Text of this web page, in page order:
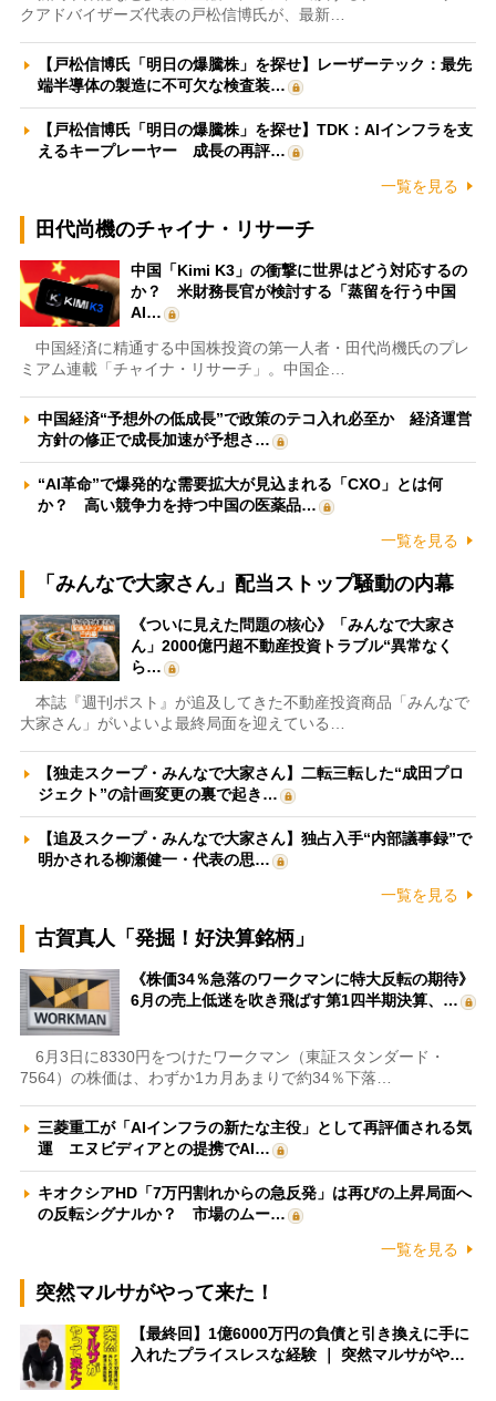
クアドバイザーズ代表の戸松信博氏が、最新…
【戸松信博氏「明日の爆騰株」を探せ】レーザーテック：最先
端半導体の製造に不可欠な検査装…
【戸松信博氏「明日の爆騰株」を探せ】TDK：AIインフラを支
えるキープレーヤー 成長の再評…
一覧を見る
田代尚機のチャイナ・リサーチ
中国「Kimi K3」の衝撃に世界はどう対応するの
か？ 米財務長官が検討する「蒸留を行う中国
AI…
中国経済に精通する中国株投資の第一人者・田代尚機氏のプレ
ミアム連載「チャイナ・リサーチ」。中国企…
中国経済“予想外の低成長”で政策のテコ入れ必至か 経済運営
方針の修正で成長加速が予想さ…
“AI革命”で爆発的な需要拡大が見込まれる「CXO」とは何
か？ 高い競争力を持つ中国の医薬品…
一覧を見る
「みんなで大家さん」配当ストップ騒動の内幕
《ついに見えた問題の核心》「みんなで大家さ
ん」2000億円超不動産投資トラブル“異常なく
ら…
本誌『週刊ポスト』が追及してきた不動産投資商品「みんなで
大家さん」がいよいよ最終局面を迎えている…
【独走スクープ・みんなで大家さん】二転三転した“成田プロ
ジェクト”の計画変更の裏で起き…
【追及スクープ・みんなで大家さん】独占入手“内部議事録”で
明かされる柳瀬健一・代表の思…
一覧を見る
古賀真人「発掘！好決算銘柄」
《株価34％急落のワークマンに特大反転の期待》
6月の売上低迷を吹き飛ばす第1四半期決算、…
6月3日に8330円をつけたワークマン（東証スタンダード・
7564）の株価は、わずか1カ月あまりで約34％下落…
三菱重工が「AIインフラの新たな主役」として再評価される気
運 エヌビディアとの提携でAI…
キオクシアHD「7万円割れからの急反発」は再びの上昇局面へ
の反転シグナルか？ 市場のムー…
一覧を見る
突然マルサがやって来た！
【最終回】1億6000万円の負債と引き換えに手に
入れたプライスレスな経験 ｜ 突然マルサがや…